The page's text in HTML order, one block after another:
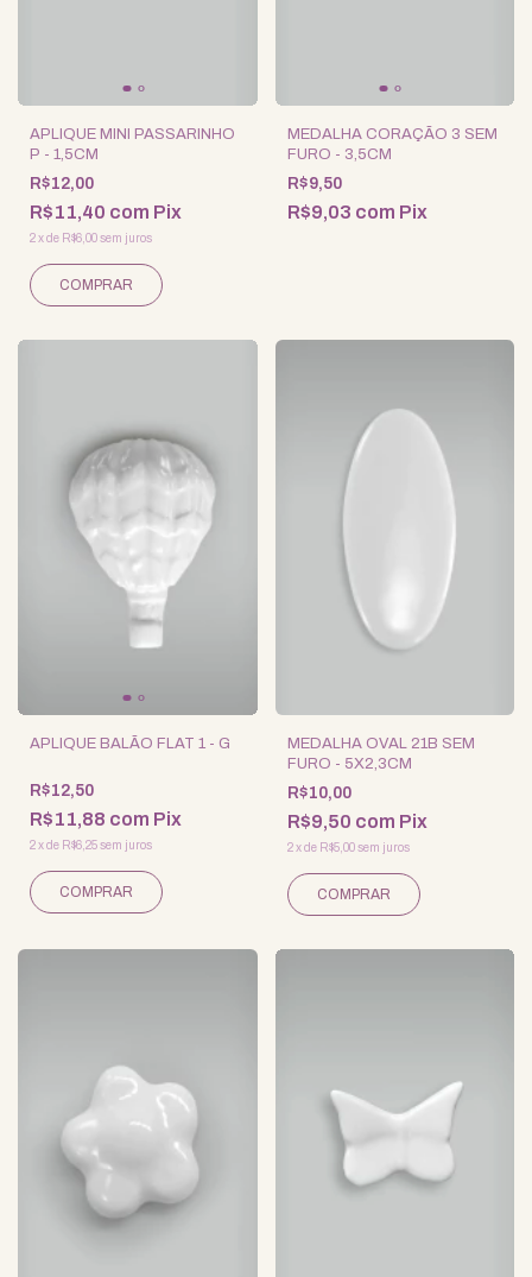
APLIQUE MINI PASSARINHO
P - 1,5CM
R$12,00
R$11,40 com Pix
2xde R$6,00sem juros
MEDALHA CORAÇÃO 3 SEM
FURO - 3,5CM
R$9,50
R$9,03 com Pix
APLIQUE BALÃO FLAT 1 - G
R$12,50
R$11,88 com Pix
2xde R$6,25sem juros
MEDALHA OVAL 21B SEM
FURO - 5X2,3CM
R$10,00
R$9,50 com Pix
2 xde R$5,00 sem juros